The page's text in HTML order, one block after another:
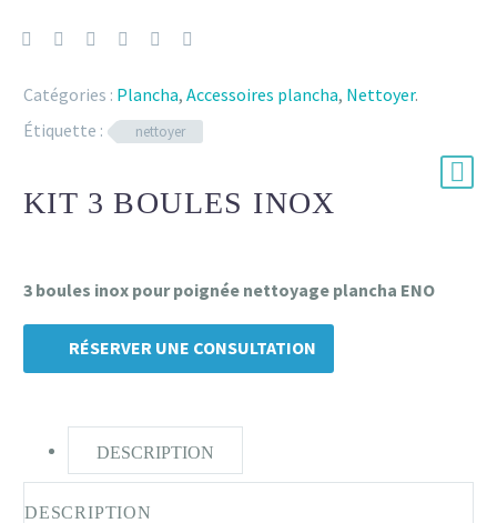
Catégories : Plancha, Accessoires plancha, Nettoyer.
Étiquette :
nettoyer
KIT 3 BOULES INOX
3 boules inox pour poignée nettoyage plancha ENO
RÉSERVER UNE CONSULTATION
DESCRIPTION
DESCRIPTION